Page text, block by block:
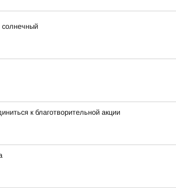
солнечный
к благотворительной акции